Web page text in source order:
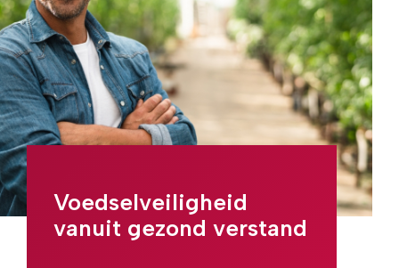
Voedselveiligheid
vanuit gezond verstand